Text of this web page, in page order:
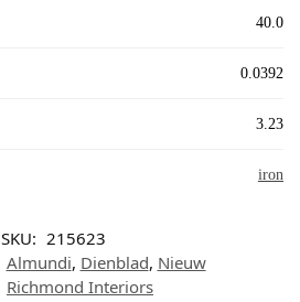
40.0
0.0392
3.23
iron
SKU: 215623
Almundi, Dienblad, Nieuw
Richmond Interiors